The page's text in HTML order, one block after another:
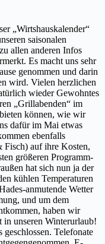
„Wirtshauskalender“
saisonalen
allen anderen Infos
Es macht uns sehr
genommen und darin
wird. Vielen herzlichen
wieder Gewohntes
„Grillabenden“ im
können, wie wir
dafür im Mai etwas
ebenfalls
Fisch) auf ihre Kosten,
größeren Programm-
hat sich nun ja der
kühlen Temperaturen
anmutende Wetter
und um dem
haben wir
in unseren Winterurlaub!
Telefonate